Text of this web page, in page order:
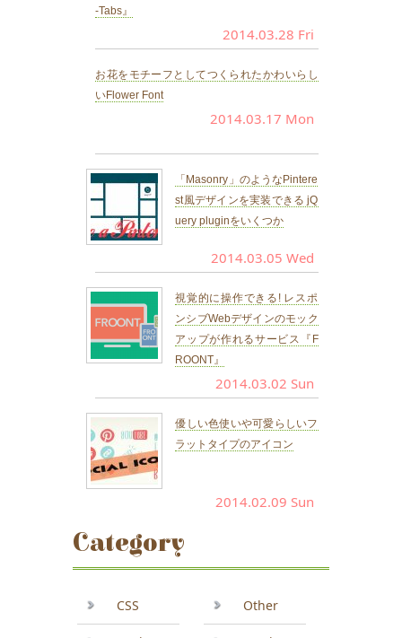
-Tabs』
2014.03.28 Fri
お花をモチーフとしてつくられたかわいらし
いFlower Font
2014.03.17 Mon
「Masonry」のようなPintere
st風デザインを実装できる jQ
uery pluginをいくつか
2014.03.05 Wed
視覚的に操作できる! レスポ
ンシブWebデザインのモック
アップが作れるサービス『F
ROONT』
2014.03.02 Sun
優しい色使いや可愛らしいフ
ラットタイプのアイコン
2014.02.09 Sun
Category
CSS Other